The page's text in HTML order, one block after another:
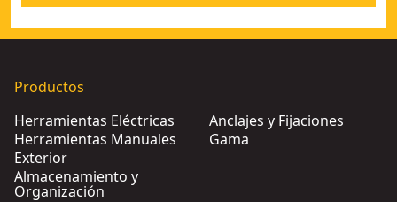
Productos
Herramientas Eléctricas
Herramientas Manuales
Exterior
Almacenamiento y
Organización
Anclajes y Fijaciones
Gama